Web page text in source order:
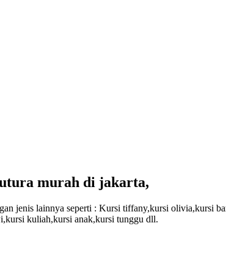
murah di jakarta,
jenis lainnya seperti : Kursi tiffany,kursi olivia,kursi
kuliah,kursi anak,kursi tunggu dll.